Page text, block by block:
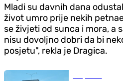
Mladi su davnih dana
život umro prije nekih
se živjeti od sunca i mora, a
nisu dovoljno dobri da bi
posjetu", rekla je Dragica.